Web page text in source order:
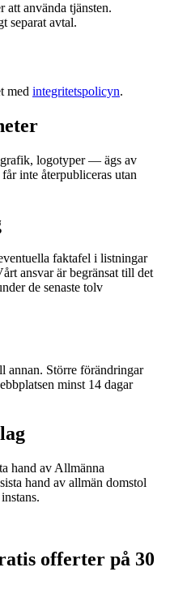
att använda tjänsten.
separat avtal.
med integritetspolicyn.
logotyper — ägs av
inte återpubliceras utan
faktafel i listningar
ansvar är begränsat till det
de senaste tolv
annan. Större förändringar
minst 14 dagar
hand av Allmänna
hand av allmän domstol
offerter på 30